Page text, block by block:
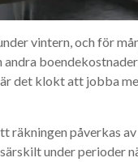
vintern, och för
det klokt att jobba
räkningen påverkas
under perioder